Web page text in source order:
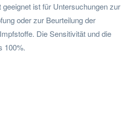
ist für Untersuchungen zur
oder zur Beurteilung der
Die Sensitivität und die
100%.